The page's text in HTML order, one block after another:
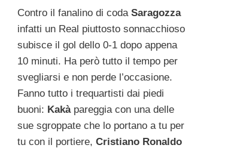
Contro il fanalino di coda Saragozza
infatti un Real piuttosto sonnacchioso
subisce il gol dello 0-1 dopo appena
10 minuti. Ha però tutto il tempo per
svegliarsi e non perde l’occasione.
Fanno tutto i trequartisti dai piedi
buoni: Kakàpareggia con una delle
sue sgroppate che lo portano a tu per
tu con il portiere, Cristiano Ronaldo